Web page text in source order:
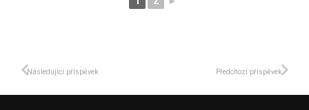
Následující příspěvek Předchozí příspěvek